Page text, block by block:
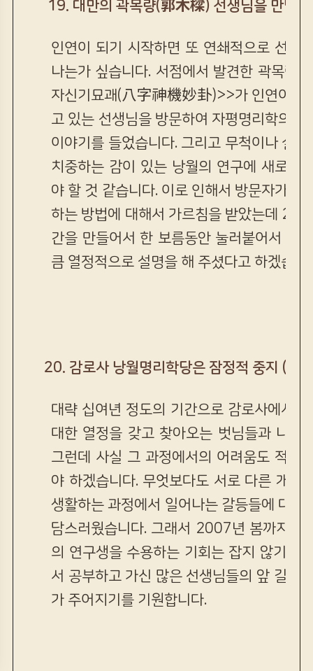
19. 대만의 곽목량(郭木樑) 선생님을 만남
인연이 되기 시작하면 또 연쇄적으로 선생
나는가 싶습니다. 서점에서 발견한 곽목량
자신기묘괘(八字神機妙卦)>>가 인연이
고 있는 선생님을 방문하여 자평명리학의
이야기를 들었습니다. 그리고 무척이나 실
치중하는 감이 있는 낭월의 연구에 새로운
야 할 것 같습니다. 이로 인해서 방문자가 찾
하는 방법에 대해서 가르침을 받았는데
간을 만들어서 한 보름동안 눌러붙어서 진
큼 열정적으로 설명을 해 주셨다고 하겠습니
20. 감로사 낭월명리학당은 잠정적 중지
대략 십여년 정도의 기간으로 감로사에서
대한 열정을 갖고 찾아오는 벗님들과 나눔
그런데 사실 그 과정에서의 어려움도 적지
야 하겠습니다. 무엇보다도 서로 다른 개성
생활하는 과정에서 일어나는 갈등들에 대해
담스러웠습니다. 그래서 2007년 봄까지만
의 연구생을 수용하는 기회는 잡지 않기로
서 공부하고 가신 많은 선생님들의 앞 길에
가 주어지기를 기원합니다.